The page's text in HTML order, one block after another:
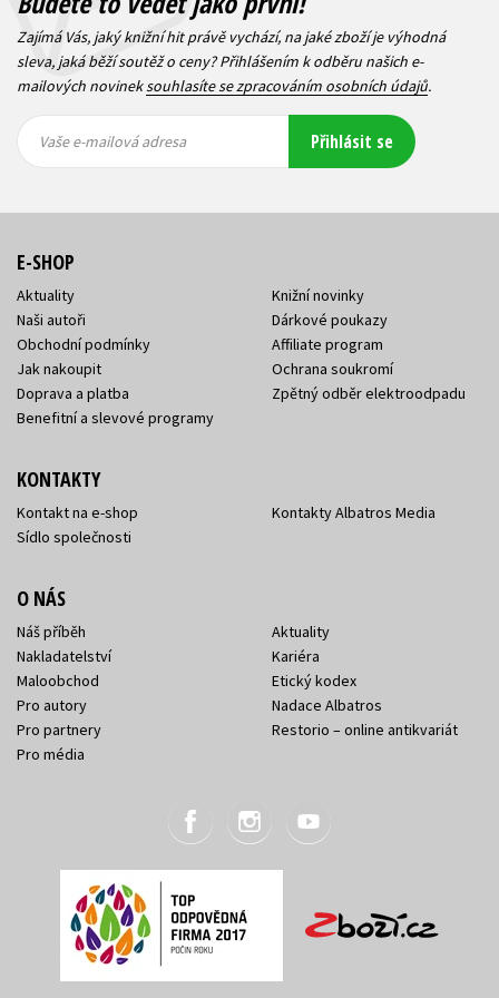
Zajímá Vás, jaký knižní hit právě vychází, na jaké zboží je výhodná
sleva, jaká běží soutěž o ceny? Přihlášením k odběru našich e-
mailových novineksouhlasíte se zpracováním osobních údajů.
mailová
mailová
Vaše e-mailová adresa Přihlásit se
E-SHOP
Aktuality
Naši autoři
Obchodní podmínky
Jak nakoupit
Doprava a platba
Benefitní a slevové programy
Knižní novinky
Dárkové poukazy
Affiliate program
Ochrana soukromí
Zpětný odběr elektroodpadu
KONTAKTY
Kontakt na e-shop
Sídlo společnosti
Kontakty Albatros Media
O NÁS
Náš příběh
Nakladatelství
Maloobchod
Pro autory
Pro partnery
Pro média
Aktuality
Kariéra
Etický kodex
Nadace Albatros
Restorio – online antikvariát